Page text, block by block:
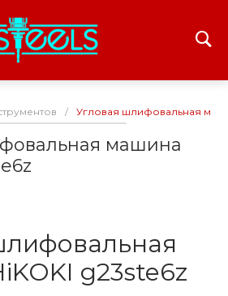
/ Угловая шлифовальная
машина
g23ste6z